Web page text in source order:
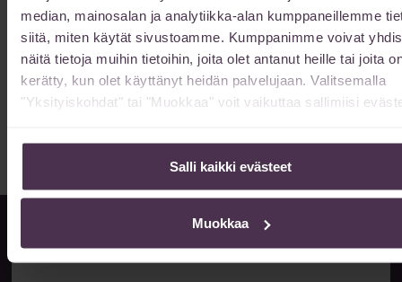
median, mainosalan ja analytiikka-alan kumppaneillemme
siitä, miten käytät sivustoamme. Kumppanimme voivat
näitä tietoja muihin tietoihin, joita olet antanut heille tai joita
kerätty, kun olet käyttänyt heidän palvelujaan. Valitsemalla
"Yksityiskohdat" tai "Muokkaa" voit vaikuttaa sallimiisi
Salli kaikki evästeet
Muokkaa
Kuinka kauan vatsan muotoilun toipuminen
kestää?
13/02/2026
Vatsan muotoilun toipuminen kestää 6-12 kuukautta kokonaan.
Lue lisää »